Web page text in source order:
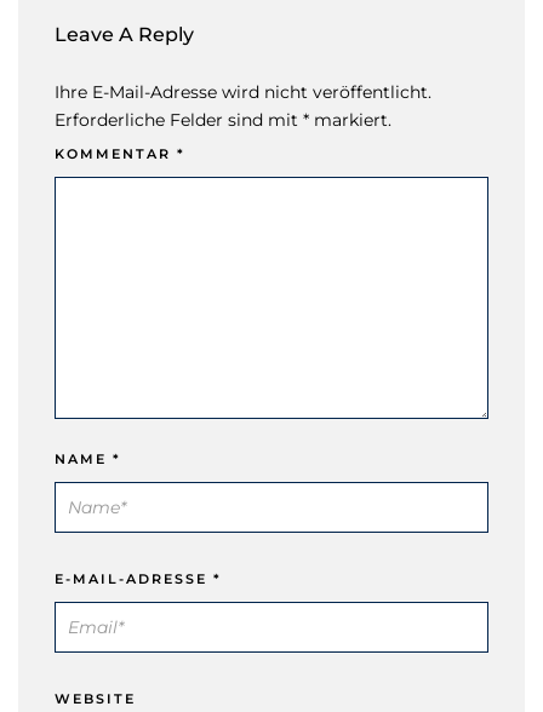
Leave A Reply
Ihre E-Mail-Adresse wird nicht veröffentlicht.
Erforderliche Felder sind mit * markiert.
KOMMENTAR *
NAME *
E-MAIL-ADRESSE *
WEBSITE